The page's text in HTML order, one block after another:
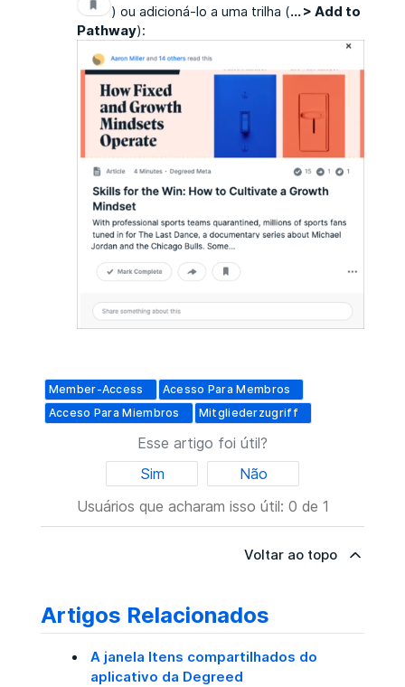
) ou adicioná-lo a uma trilha (... > Add to
Pathway):
Member-Access
Acesso Para Membros
Acceso Para Miembros
Mitgliederzugriff
Esse artigo foi útil?
Sim
Não
Usuários que acharam isso útil: 0 de 1
Voltar ao topo
Artigos Relacionados
A janela Itens compartilhados do
aplicativo da Degreed